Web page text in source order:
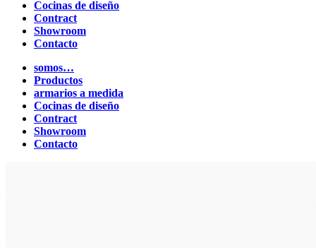
Cocinas de diseño
Contract
Showroom
Contacto
somos…
Productos
armarios a medida
Cocinas de diseño
Contract
Showroom
Contacto